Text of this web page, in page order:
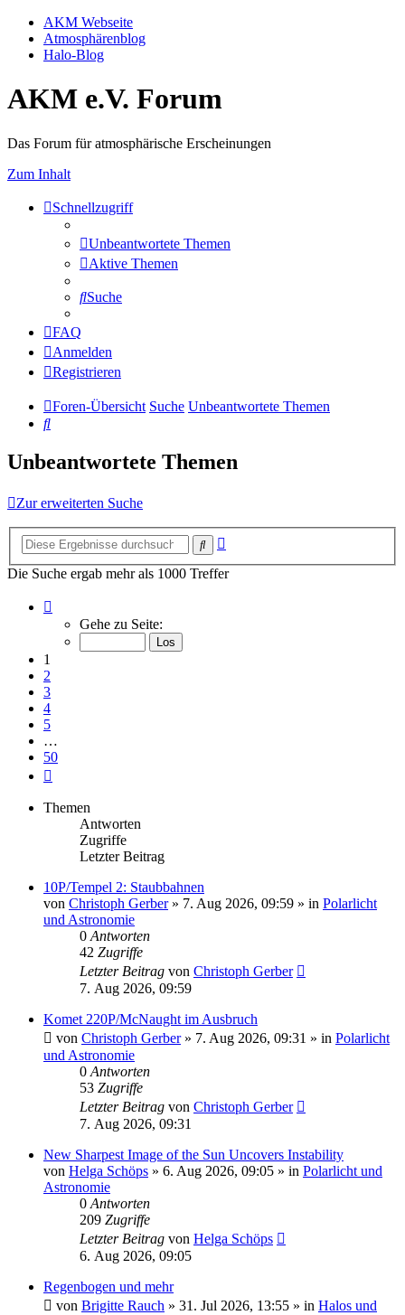
AKM Webseite
Atmosphärenblog
Halo-Blog
AKM e.V. Forum
Das Forum für atmosphärische Erscheinungen
Zum Inhalt
Schnellzugriff
Unbeantwortete Themen
Aktive Themen
Suche
FAQ
Anmelden
Registrieren
Foren-Übersicht Suche Unbeantwortete Themen
Suche
Unbeantwortete Themen
Zur erweiterten Suche
Suche
Die Suche ergab mehr als 1000 Treffer
von
Gehe zu Seite:
1
2
3
4
5
…
50
Themen
Antworten
Zugriffe
Letzter Beitrag
10P/Tempel 2: Staubbahnen
von Christoph Gerber» 7. Aug 2026, 09:59 » in Polarlicht
und Astronomie
0 Antworten
42 Zugriffe
Letzter Beitrag von Christoph Gerber
7. Aug 2026, 09:59
Komet 220P/McNaught im Ausbruch
von Christoph Gerber» 7. Aug 2026, 09:31 » in Polarlicht
und Astronomie
0 Antworten
53 Zugriffe
Letzter Beitrag von Christoph Gerber
7. Aug 2026, 09:31
New Sharpest Image of the Sun Uncovers Instability
von Helga Schöps » 6. Aug 2026, 09:05 » in Polarlicht und
Astronomie
0 Antworten
209 Zugriffe
Letzter Beitrag von Helga Schöps
6. Aug 2026, 09:05
Regenbogen und mehr
von Brigitte Rauch » 31. Jul 2026, 13:55 » in Halos und